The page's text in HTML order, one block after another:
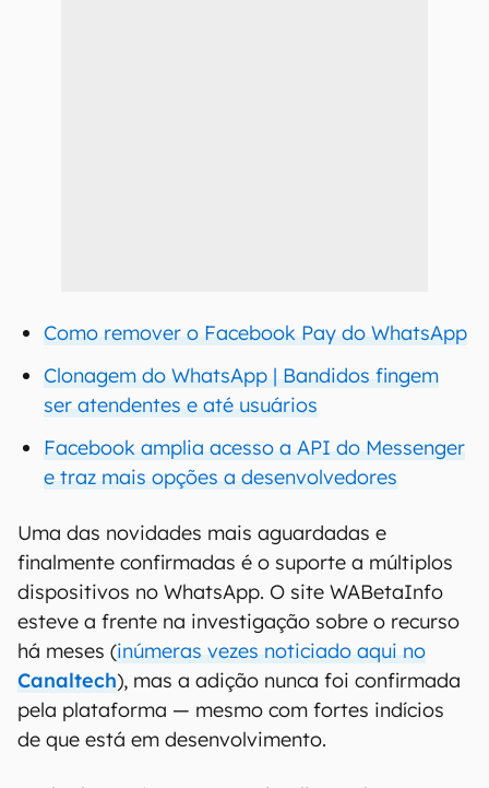
Como remover o Facebook Pay do WhatsApp
Clonagem do WhatsApp | Bandidos fingem
ser atendentes e até usuários
Facebook amplia acesso a API do Messenger
e traz mais opções a desenvolvedores
Uma das novidades mais aguardadas e
finalmente confirmadas é o suporte a múltiplos
dispositivos no WhatsApp. O site WABetaInfo
esteve a frente na investigação sobre o recurso
há meses (inúmeras vezes noticiado aqui no
Canaltech), mas a adição nunca foi confirmada
pela plataforma — mesmo com fortes indícios
de que está em desenvolvimento.